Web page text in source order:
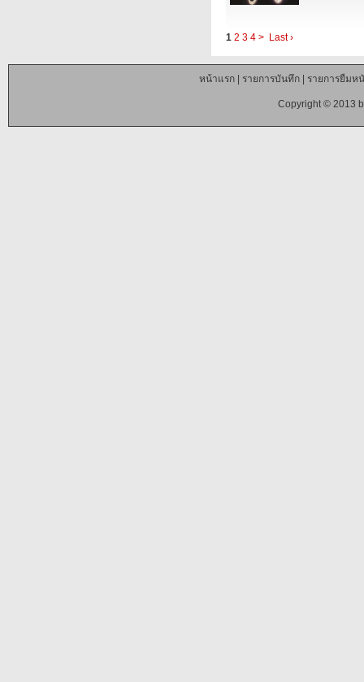
1 2 3 4 > Last ›
หน้าแรก| รายการบันทึก| รายการยืมห
Copyright © 2013